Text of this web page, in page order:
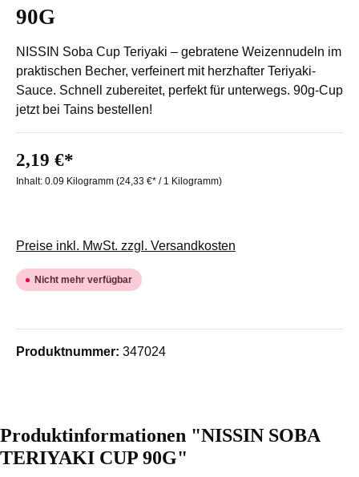
90G
NISSIN Soba Cup Teriyaki – gebratene Weizennudeln im
praktischen Becher, verfeinert mit herzhafter Teriyaki-
Sauce. Schnell zubereitet, perfekt für unterwegs. 90g-Cup
jetzt bei Tains bestellen!
2,19 €*
Inhalt: 0.09 Kilogramm (24,33 €* / 1 Kilogramm)
Preise inkl. MwSt. zzgl. Versandkosten
Nicht mehr verfügbar
Produktnummer: 347024
Produktinformationen "NISSIN SOBA
TERIYAKI CUP 90G"